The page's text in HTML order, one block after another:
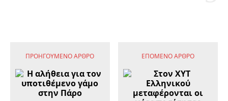
ΠΡΟΗΓΟΎΜΕΝΟ ΆΡΘΡΟ ΕΠΌΜΕΝΟ ΆΡΘΡΟ